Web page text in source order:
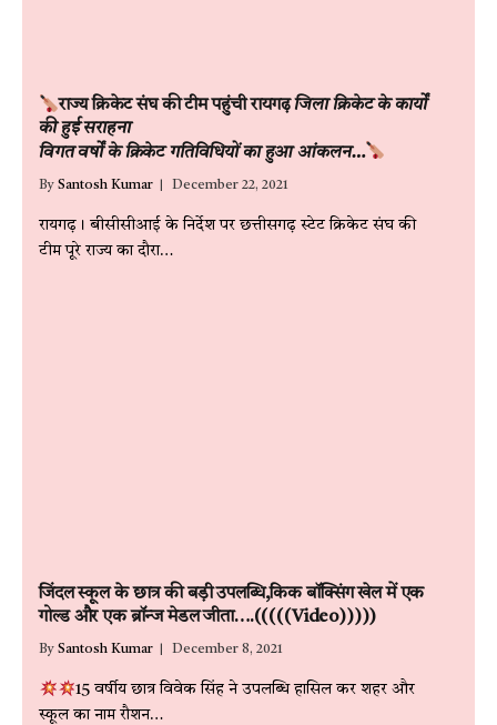
राज्य क्रिकेट संघ की टीम पहुंची रायगढ़जिला क्रिकेट के कार्यों
की हुई सराहना
विगत वर्षों के क्रिकेट गतिविधियों का हुआ आंकलन…
By Santosh Kumar December 22, 2021
रायगढ़। बीसीसीआई के निर्देश पर छत्तीसगढ़ स्टेट क्रिकेट संघ की
टीम पूरे राज्य का दौरा…
जिंदल स्कूल के छात्र की बड़ी उपलब्धि,किक बॉक्सिंग खेल में एक
गोल्ड और एक ब्रॉन्ज मेडल जीता….(((((Video)))))
By Santosh Kumar December 8, 2021
15 वर्षीय छात्र विवेक सिंह ने उपलब्धि हासिल कर शहर और
स्कूल का नाम रौशन…